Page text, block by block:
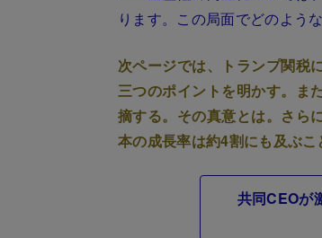
ります。この局面でどのよう
次ページでは、トランプ関税
三つのポイントを明かす。ま
摘する。その真意とは。さら
本の成長率は約4割にも及ぶ
共同CEOが